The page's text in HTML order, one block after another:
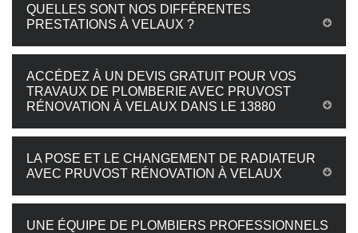
QUELLES SONT NOS DIFFÉRENTES
PRESTATIONS À VELAUX ?
ACCÉDEZ À UN DEVIS GRATUIT POUR VOS
TRAVAUX DE PLOMBERIE AVEC PRUVOST
RÉNOVATION À VELAUX DANS LE 13880
LA POSE ET LE CHANGEMENT DE RADIATEUR
AVEC PRUVOST RÉNOVATION À VELAUX
UNE ÉQUIPE DE PLOMBIERS PROFESSIONNELS